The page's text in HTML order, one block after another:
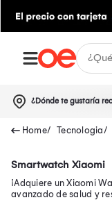
¿Dónde te gustaría
Tecnologia
Smartwatch Xiaomi
¡Adquiere un Xiaomi
avanzado de salud y